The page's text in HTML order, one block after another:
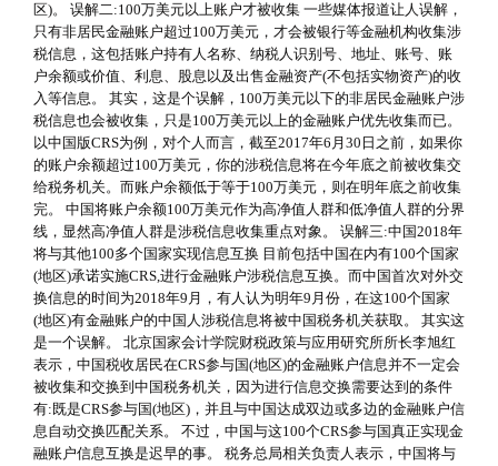
区)。 误解二:100万美元以上账户才被收集 一些媒体报道让人误解，
只有非居民金融账户超过100万美元，才会被银行等金融机构收集涉
税信息，这包括账户持有人名称、纳税人识别号、地址、账号、账
户余额或价值、利息、股息以及出售金融资产(不包括实物资产)的收
入等信息。 其实，这是个误解，100万美元以下的非居民金融账户涉
税信息也会被收集，只是100万美元以上的金融账户优先收集而已。
以中国版CRS为例，对个人而言，截至2017年6月30日之前，如果你
的账户余额超过100万美元，你的涉税信息将在今年底之前被收集交
给税务机关。而账户余额低于等于100万美元，则在明年底之前收集
完。 中国将账户余额100万美元作为高净值人群和低净值人群的分界
线，显然高净值人群是涉税信息收集重点对象。 误解三:中国2018年
将与其他100多个国家实现信息互换 目前包括中国在内有100个国家
(地区)承诺实施CRS,进行金融账户涉税信息互换。而中国首次对外交
换信息的时间为2018年9月，有人认为明年9月份，在这100个国家
(地区)有金融账户的中国人涉税信息将被中国税务机关获取。 其实这
是一个误解。 北京国家会计学院财税政策与应用研究所所长李旭红
表示，中国税收居民在CRS参与国(地区)的金融账户信息并不一定会
被收集和交换到中国税务机关，因为进行信息交换需要达到的条件
有:既是CRS参与国(地区)，并且与中国达成双边或多边的金融账户信
息自动交换匹配关系。 不过，中国与这100个CRS参与国真正实现金
融账户信息互换是迟早的事。 税务总局相关负责人表示，中国将与